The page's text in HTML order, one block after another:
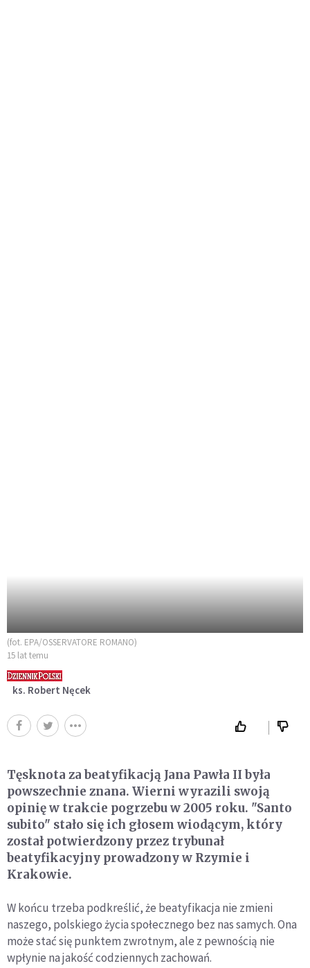
(fot. EPA/OSSERVATORE ROMANO)
15 lat temu
ks. Robert Nęcek
Tęsknota za beatyfikacją Jana Pawła II była
powszechnie znana. Wierni wyrazili swoją
opinię w trakcie pogrzebu w 2005 roku. "Santo
subito" stało się ich głosem wiodącym, który
został potwierdzony przez trybunał
beatyfikacyjny prowadzony w Rzymie i
Krakowie.
W końcu trzeba podkreślić, że beatyfikacja nie zmieni
naszego, polskiego życia społecznego bez nas samych. Ona
może stać się punktem zwrotnym, ale z pewnością nie
wpłynie na jakość codziennych zachowań.